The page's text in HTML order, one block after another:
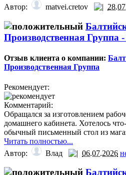
Автор:
matvei.cretov
Производственная Группа -
Отзыв клиента о компании:
Производственная Группа
Рекомендует:
Комментарий:
Обращался за изготовлением
домашнего кабинета. Хотелось
обычный письменный стол из
Читать полностью...
Автор:
Влад 06.07.2026